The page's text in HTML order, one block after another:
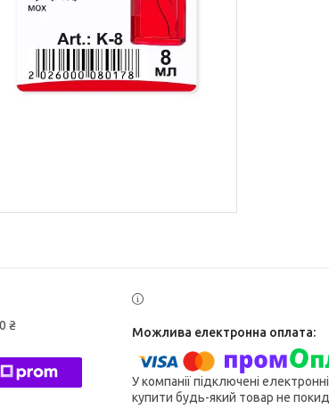
₴
У компанії підключені
купити будь-який товар не